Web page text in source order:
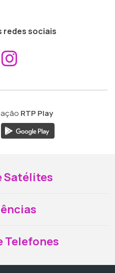
redes sociais
Aceder ao
RTP Play
Satélites
Telefones